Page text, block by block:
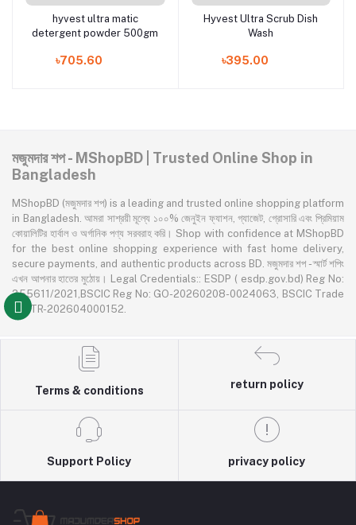
Add to cart
hyvest ultra matic
detergent powder 500gm
৳705.60
Add to cart
Hyvest Ultra Scrub Dish
Wash
৳395.00
মজুমদার শপ - MShopBD | Trusted Online Shop in
Bangladesh
MShopBD (মজুমদার শপ) is a leading and trusted online shopping platform
in Bangladesh. আমরা সাশ্রয়ী মূল্যে ১০০% জেনুইন ফ্যাশন, গ্যাজেট, গ্রোসারি এবং প্রিমিয়াম
কোয়ালিটির হার্বাল ও অর্গানিক পণ্য সরবরাহ করি। Shop with confidence at MShopBD
for the best online shopping experience with fast home delivery,
secure payments, and authentic products across BD. মজুমদার শপ - স্মার্ট শপিং
এখন আপনার হাতের মুঠোয়। Legal Credentials:: ESDP ( esdp.gov.bd) Reg No:
355611/2021,BSCIC Reg No: GO-20260208-0024063, BSCIC Trade
No: TR-202604000152.
Terms & conditions
return policy
Support Policy privacy policy